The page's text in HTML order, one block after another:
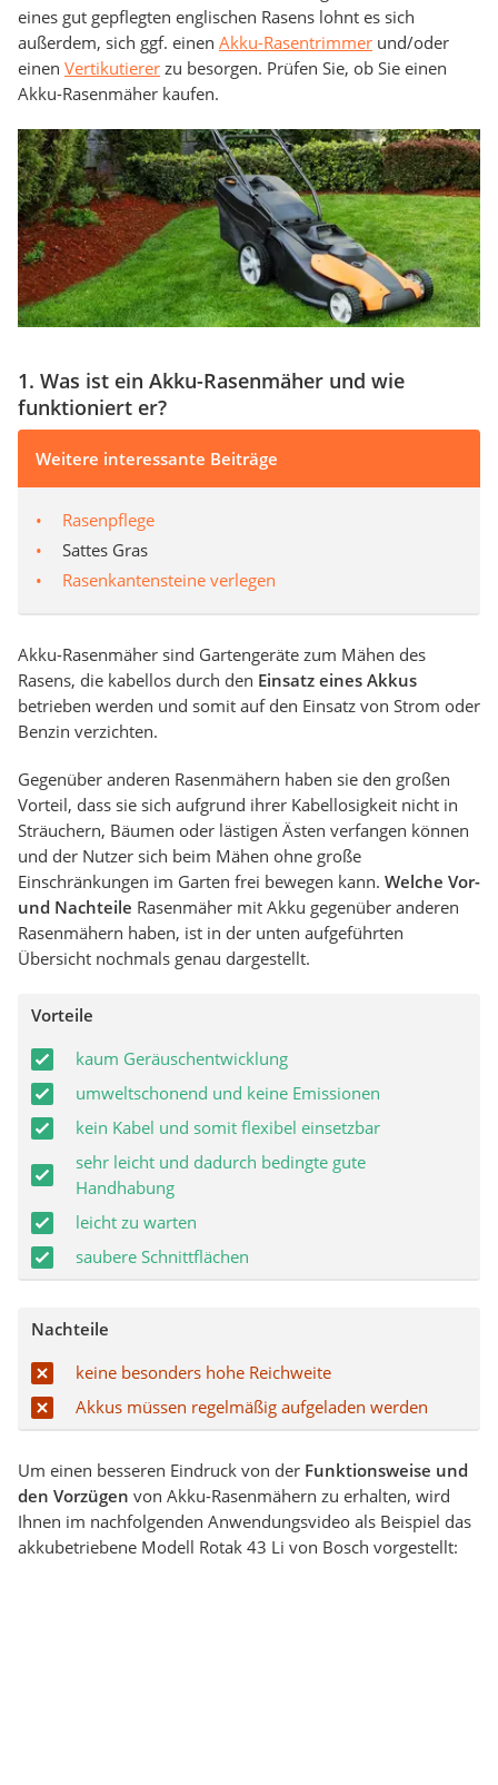
eines gut gepflegten englischen Rasens lohnt es sich
außerdem, sich ggf. einen Akku-Rasentrimmer und/oder
einen Vertikutierer zu besorgen. Prüfen Sie, ob Sie einen
Akku-Rasenmäher kaufen.
1. Was ist ein Akku-Rasenmäher und wie
funktioniert er?
Weitere interessante Beiträge
Rasenpflege
Sattes Gras
Rasenkantensteine verlegen
Akku-Rasenmäher sind Gartengeräte zum Mähen des
Rasens, die kabellos durch den Einsatz eines Akkus
betrieben werden und somit auf den Einsatz von Strom oder
Benzin verzichten.
Gegenüber anderen Rasenmähern haben sie den großen
Vorteil, dass sie sich aufgrund ihrer Kabellosigkeit nicht in
Sträuchern, Bäumen oder lästigen Ästen verfangen können
und der Nutzer sich beim Mähen ohne große
Einschränkungen im Garten frei bewegen kann. Welche Vor-
und Nachteile Rasenmäher mit Akku gegenüber anderen
Rasenmähern haben, ist in der unten aufgeführten
Übersicht nochmals genau dargestellt.
Vorteile
kaum Geräuschentwicklung
umweltschonend und keine Emissionen
kein Kabel und somit flexibel einsetzbar
sehr leicht und dadurch bedingte gute
Handhabung
leicht zu warten
saubere Schnittflächen
Nachteile
keine besonders hohe Reichweite
Akkus müssen regelmäßig aufgeladen werden
Um einen besseren Eindruck von der Funktionsweise und
den Vorzügen von Akku-Rasenmähern zu erhalten, wird
Ihnen im nachfolgenden Anwendungsvideo als Beispiel das
akkubetriebene Modell Rotak 43 Li von Bosch vorgestellt: